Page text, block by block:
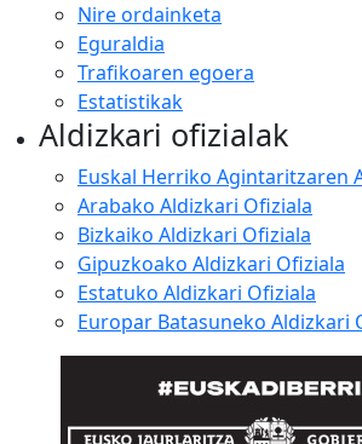
Nire ordainketa
Eguraldia
Trafikoaren egoera
Estatistikak
Aldizkari ofizialak
Euskal Herriko Agintaritzaren
Arabako Aldizkari Ofiziala
Bizkaiko Aldizkari Ofiziala
Gipuzkoako Aldizkari Ofiziala
Estatuko Aldizkari Ofiziala
Europar Batasuneko Aldizkari